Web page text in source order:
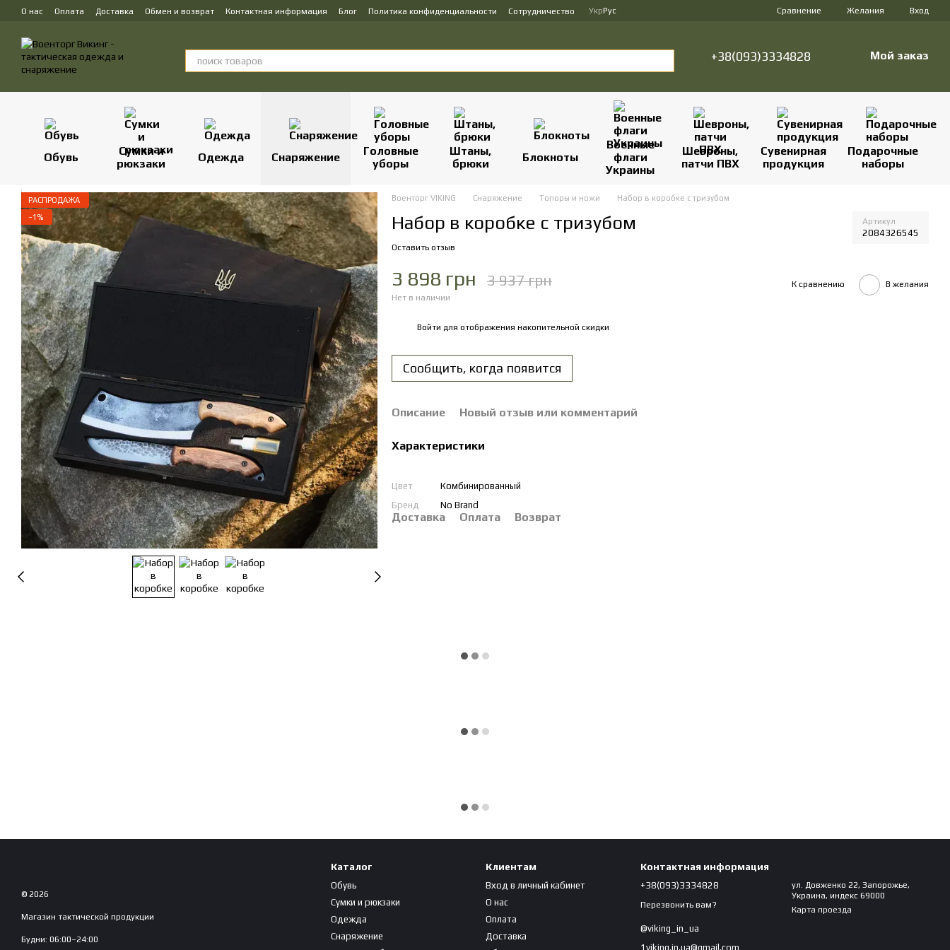
Перейти к основному контенту
О нас Оплата Доставка Обмен и возврат Контактная информация Блог Политика конфиденциальности Сотрудничество УкрРус Сравнение Желания Вход
+38(093)3334828 Мой заказ
Обувь
Сумки и
рюкзаки
Одежда Снаряжение
Головные
уборы
Штаны,
брюки
Блокноты
Военные
флаги
Украины
Шевроны,
патчи ПВХ
Сувенирная
продукция
Подарочные
наборы
РАСПРОДАЖА
−1%
Военторг VIKING Снаряжение Топоры и ножи Набор в коробке с тризубом
Набор в коробке с тризубом Артикул
2084326545
Оставить отзыв
3 898 грн 3 937 грн
Нет в наличии
К сравнению В желания
Войти для отображения накопительной скидки
Сообщить, когда появится
Описание Новый отзыв или комментарий
Характеристики
Цвет
Комбинированный
Бренд
No Brand
Доставка Оплата Возврат
© 2026
Магазин тактической продукции
Будни: 06:00–24:00
Каталог
Обувь
Сумки и рюкзаки
Одежда
Снаряжение
Клиентам
Вход в личный кабинет
О нас
Оплата
Доставка
Контактная информация
+38(093)3334828
Перезвонить вам?
@viking_in_ua
1viking.in.ua@gmail.com
ул. Довженко 22, Запорожье,
Украина, индекс 69000
Карта проезда